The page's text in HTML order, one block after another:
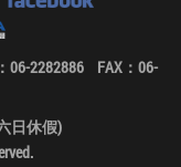
06-2282886 FAX：06-
日休假)